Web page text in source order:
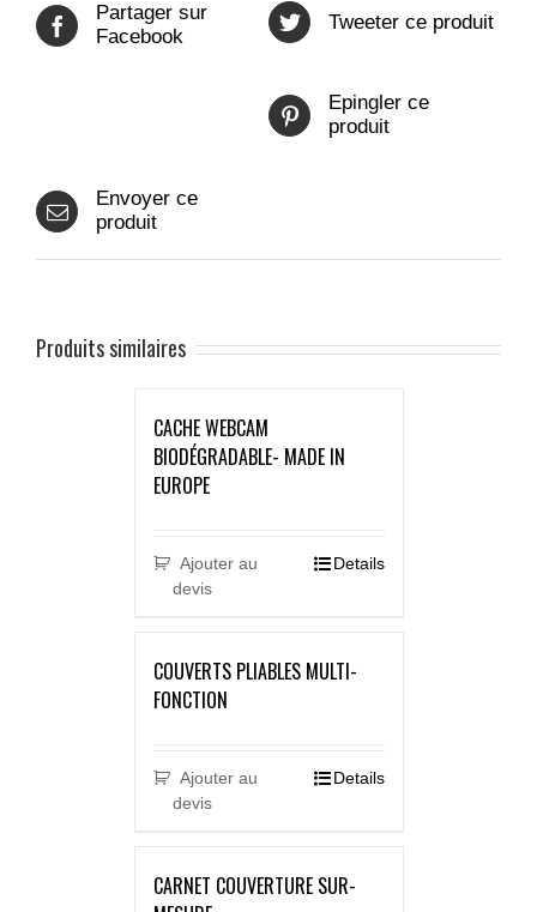
Partager sur
Facebook
Tweeter ce produit
Epingler ce
produit
Envoyer ce
produit
Produits similaires
CACHE WEBCAM
BIODÉGRADABLE- MADE IN
EUROPE
Ajouter au
devis
Details
COUVERTS PLIABLES MULTI-
FONCTION
Ajouter au
devis
Details
CARNET COUVERTURE SUR-